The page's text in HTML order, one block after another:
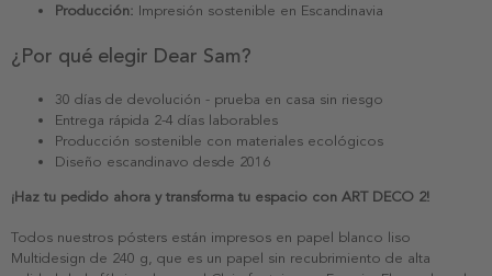
Producción: Impresión sostenible en Escandinavia
¿Por qué elegir Dear Sam?
30 días de devolución - prueba en casa sin riesgo
Entrega rápida 2-4 días laborables
Producción sostenible con materiales ecológicos
Diseño escandinavo desde 2016
¡Haz tu pedido ahora y transforma tu espacio con ART DECO 2!
Todos nuestros pósters están impresos en papel blanco liso
Multidesign de 240 g, que es un papel sin recubrimiento de alta